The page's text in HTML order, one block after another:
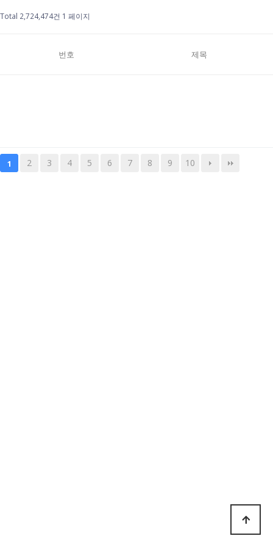
Total 2,724,474건 1 페이지
번호 제목
1 2 3 4 5 6 7 8 9 10